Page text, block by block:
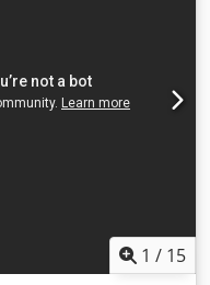
LED-Scheinwerfer
am Ausleger Ein
1 / 15